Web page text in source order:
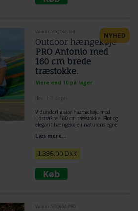
Varenr. VTQ732-160
Outdoor hængekøje
PRO Antonio med
160 cm brede
træstokke.
Mere end 10 på lager
Vidunderlig stor hængekøje med
udstrakte 160 cm træstokke. Flot og
elegant hængekøje i naturens egne
brede på 160 cm. Hængekøjens stof er
udendørs brug. En kvalitets
hængekøje til udelivet i Outdoor Pro
Læs mere...
1.395,00 DKK
Varenr. VTQ604-PRO